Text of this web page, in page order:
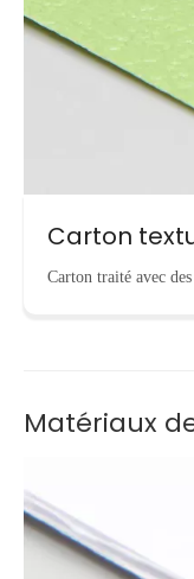
Carton
Carton traité avec
Matériaux